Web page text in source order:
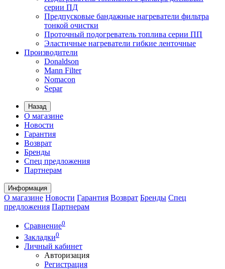
серии ПД
Предпусковые бандажные нагреватели фильтра
тонкой очистки
Проточный подогреватель топлива серии ПП
Эластичные нагреватели гибкие ленточные
Производители
Donaldson
Mann Filter
Nomacon
Separ
Назад
О магазине
Новости
Гарантия
Возврат
Бренды
Спец предложения
Партнерам
Информация
О магазине Новости Гарантия Возврат Бренды Спец
предложения Партнерам
Сравнение0
Закладки0
Личный кабинет
Авторизация
Регистрация